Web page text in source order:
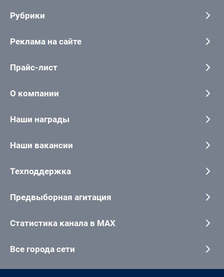
Рубрики
Реклама на сайте
Прайс-лист
О компании
Наши награды
Наши вакансии
Техподдержка
Предвыборная агитация
Статистика канала в MAX
Все города сети